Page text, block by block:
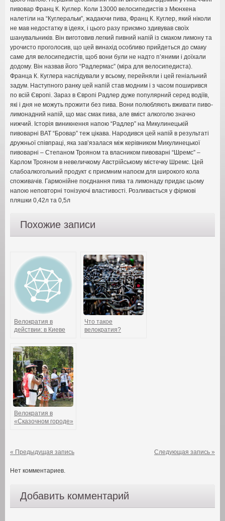
пивовар Франц К. Куглер. Коли 13000 велосипедистів з Мюнхена
налетіли на “Куглеральм”, жадаючи пива, Франц К. Куглер, який ніколи
не мав недостатку в ідеях, і цього разу приємно здивував своїх
шанувальників. Він виготовив легкий пивний напій із смаком лимону та
урочисто проголосив, що цей винахід особливо прийдеться до смаку
саме для велосипедистів, щоб вони були не надто п’яними і доїхали
додому. Він назвав його “Радлермас” (міра для велосипедиста).
Франца К. Куглера наслідували у всьому, перейняли і цей геніальний
задум. Наступного ранку цей напій став модним і з часом поширився
по всій Європі. Зараз в Європі Радлер дуже популярний серед водіїв,
які і дня не можуть прожити без пива. Вони полюбляють вживати пиво-
лимонадний напій, що має смак пива, але вміст алкоголю значно
нижчий. Історія виникнення напою “Радлер” на Микулинецькій
пивоварні ВАТ “Бровар” теж цікава. Народився цей напій в результаті
дружньої співпраці, яка зав’язалася між керівником Микулинецької
пивоварні – Степаном Трояном та власником пивоварні “Шремс” –
Карлом Трояном в невеличкому Австрійському містечку Шремс. Цей
слабоалкогольний продукт є приємним напоєм для широкого кола
споживачів. Гармонійне поєднання пива та лимонаду придає цьому
напою неповторні тонізуючі властивості. Розливається у фірмові
пляшки 0,42л та 0,5л
Похожие записи
Велократия в
действии: в Киеве
вело-паб!
Что такое
велократия?
Велократия в
«Сказочном городе»
« Предыдущая запись Следующая запись »
Нет комментариев.
Добавить комментарий